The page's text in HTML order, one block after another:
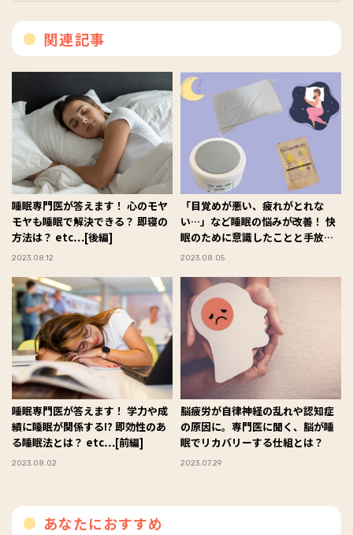
関連記事
睡眠専門医が答えます！ 心のモヤ
モヤも睡眠で解決できる？ 即寝の
方法は？ etc…[後編]
2023.08.12
「目覚めが悪い、疲れがとれな
い…」など睡眠の悩みが改善！ 快
眠のために意識したことと手放せ
ないグッズ
2023.08.05
睡眠専門医が答えます！ 学力や成
績に睡眠が関係する!? 即効性のあ
る睡眠法とは？ etc…[前編]
2023.08.02
脳疲労が自律神経の乱れや認知症
の原因に。専門医に聞く、脳が睡
眠でリカバリーする仕組とは？
2023.07.29
あなたにおすすめ